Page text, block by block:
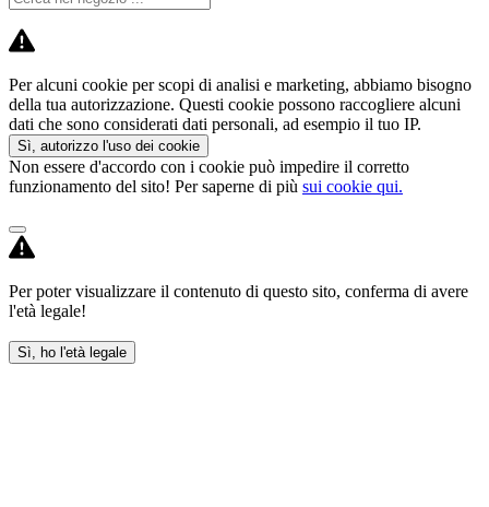
Per alcuni cookie per scopi di analisi e marketing, abbiamo bisogno
della tua autorizzazione. Questi cookie possono raccogliere alcuni
dati che sono considerati dati personali, ad esempio il tuo IP.
Sì, autorizzo l'uso dei cookie
Non essere d'accordo con i cookie può impedire il corretto
funzionamento del sito! Per saperne di più sui cookie qui.
Per poter visualizzare il contenuto di questo sito, conferma di avere
l'età legale!
Sì, ho l'età legale